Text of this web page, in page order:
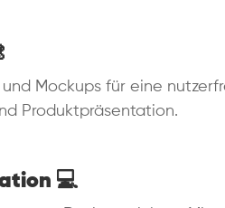
Mockups für eine
Produktpräsentation.
💻